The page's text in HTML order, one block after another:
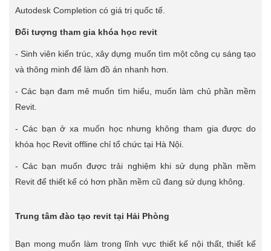
Autodesk Completion có giá trị quốc tế.
Đối tượng tham gia khóa học revit
- Sinh viên kiến trúc, xây dựng muốn tìm một công cụ sáng tạo
và thông minh để làm đồ án nhanh hơn.
- Các bạn đam mê muốn tìm hiểu, muốn làm chủ phần mềm
Revit.
- Các bạn ở xa muốn học nhưng không tham gia được do
khóa học Revit offline chỉ tổ chức tại Hà Nội.
- Các bạn muốn được trải nghiệm khi sử dụng phần mềm
Revit để thiết kế có hơn phần mềm cũ đang sử dụng không.
Trung tâm đào tạo revit tại Hải Phòng
Bạn mong muốn làm trong lĩnh vực thiết kế nội thất, thiết kế